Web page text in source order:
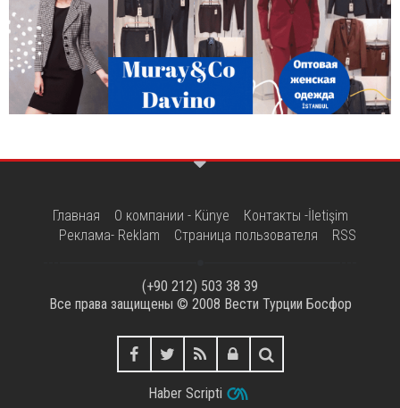
Главная О компании - Künye
Контакты -İletişim
Реклама- Reklam
Страница пользователя RSS
(+90 212) 503 38 39
Все права защищены © 2008 Вести Турции Босфор
Haber Scripti